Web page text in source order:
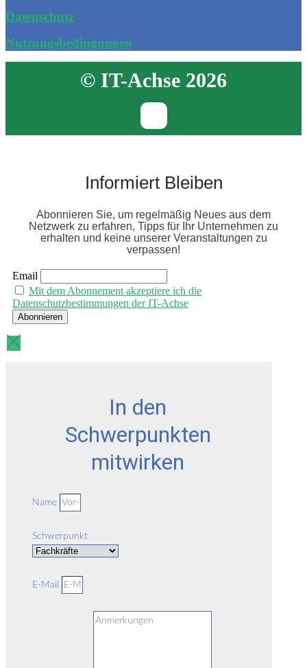
Datenschutz
Nutzungsbedingungen
© IT-Achse 2026
Informiert Bleiben
Abonnieren Sie, um regelmäßig Neues aus dem
Netzwerk zu erfahren, Tipps für Ihr Unternehmen zu
erhalten und keine unserer Veranstaltungen zu
verpassen!
Email
Mit dem Abonnement akzeptiere ich die
Datenschutzbestimmungen der IT-Achse
In den
Schwerpunkten
mitwirken
Name
Schwerpunkt
E-Mail